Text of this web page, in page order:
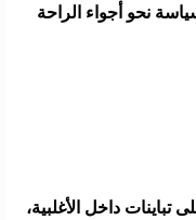
نحو أجواء الراحة
داخل الأغلبية،